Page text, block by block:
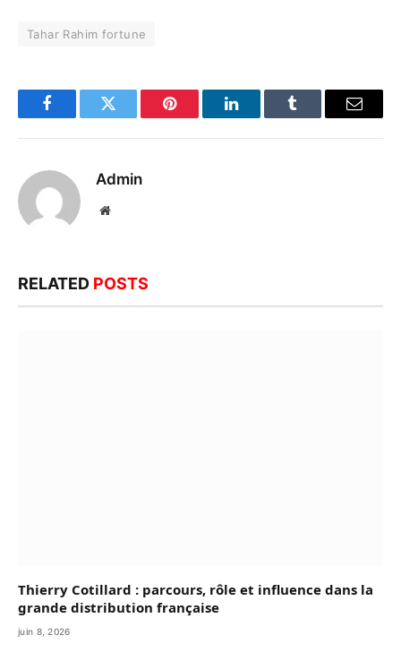
Tahar Rahim fortune
FacebookTwitter Pinterest LinkedInTumblr Email
Admin
Website
RELATED POSTS
Thierry Cotillard : parcours, rôle et influence dans la
grande distribution française
juin 8, 2026